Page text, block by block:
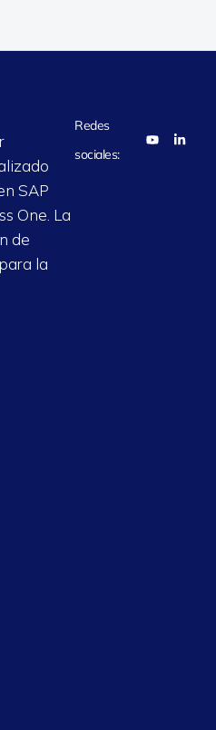
SAP
One. La
de
la
Redes
sociales: